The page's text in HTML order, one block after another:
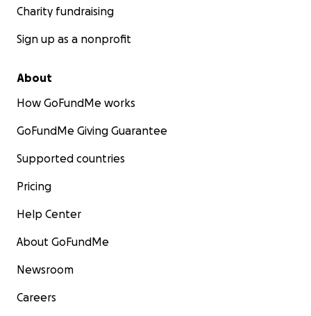
personal.
Charity fundraising
Sign up as a nonprofit
About
How GoFundMe works
GoFundMe Giving Guarantee
Supported countries
Pricing
Help Center
About GoFundMe
Newsroom
Careers